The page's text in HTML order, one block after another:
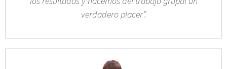
verdadero placer”.